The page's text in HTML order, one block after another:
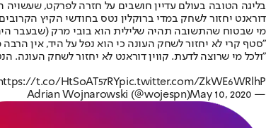
דוראנט יחזור לשחק במדי ברוקלין נטס בחודשי הקיץ
"סטף קרי לא יחזור לשחק העונה כי הוא נפל על היד, אין
"ולכל מי שרוצה לדעת. קווין דוראנט לא יחזור לשחק העונה.
t.co/HtSoAT57RYpic.twitter.com/ZkWE6WRlhP
— Adrian Wojnarowski (@wojespn)
May 10, 2020